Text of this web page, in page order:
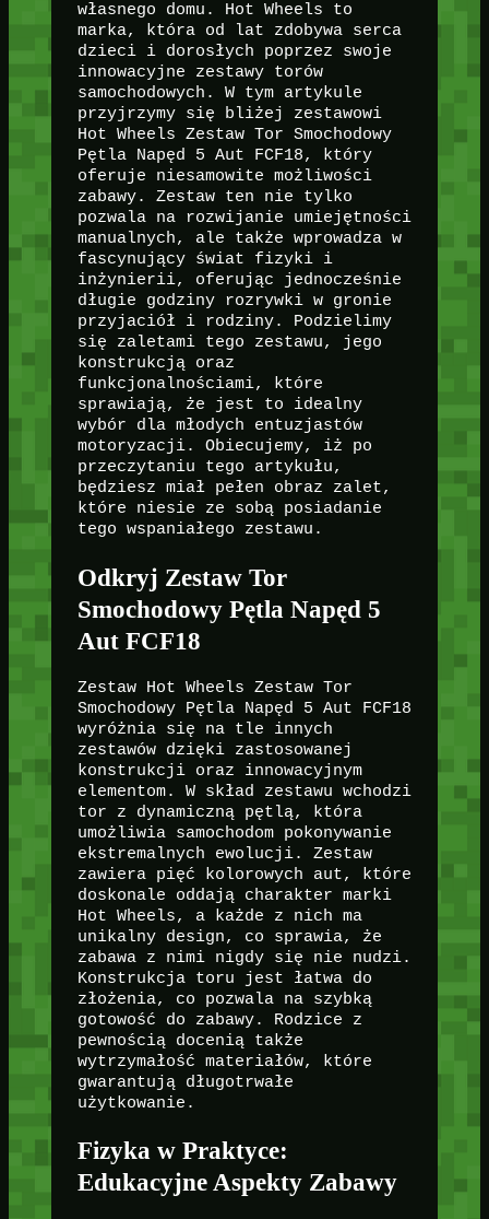
własnego domu. Hot Wheels to
marka, która od lat zdobywa serca
dzieci i dorosłych poprzez swoje
innowacyjne zestawy torów
samochodowych. W tym artykule
przyjrzymy się bliżej zestawowi
Hot Wheels Zestaw Tor Smochodowy
Pętla Napęd 5 Aut FCF18, który
oferuje niesamowite możliwości
zabawy. Zestaw ten nie tylko
pozwala na rozwijanie umiejętności
manualnych, ale także wprowadza w
fascynujący świat fizyki i
inżynierii, oferując jednocześnie
długie godziny rozrywki w gronie
przyjaciół i rodziny. Podzielimy
się zaletami tego zestawu, jego
konstrukcją oraz
funkcjonalnościami, które
sprawiają, że jest to idealny
wybór dla młodych entuzjastów
motoryzacji. Obiecujemy, iż po
przeczytaniu tego artykułu,
będziesz miał pełen obraz zalet,
które niesie ze sobą posiadanie
tego wspaniałego zestawu.
Odkryj Zestaw Tor
Smochodowy Pętla Napęd 5
Aut FCF18
Zestaw Hot Wheels Zestaw Tor
Smochodowy Pętla Napęd 5 Aut FCF18
wyróżnia się na tle innych
zestawów dzięki zastosowanej
konstrukcji oraz innowacyjnym
elementom. W skład zestawu wchodzi
tor z dynamiczną pętlą, która
umożliwia samochodom pokonywanie
ekstremalnych ewolucji. Zestaw
zawiera pięć kolorowych aut, które
doskonale oddają charakter marki
Hot Wheels, a każde z nich ma
unikalny design, co sprawia, że
zabawa z nimi nigdy się nie nudzi.
Konstrukcja toru jest łatwa do
złożenia, co pozwala na szybką
gotowość do zabawy. Rodzice z
pewnością docenią także
wytrzymałość materiałów, które
gwarantują długotrwałe
użytkowanie.
Fizyka w Praktyce:
Edukacyjne Aspekty Zabawy